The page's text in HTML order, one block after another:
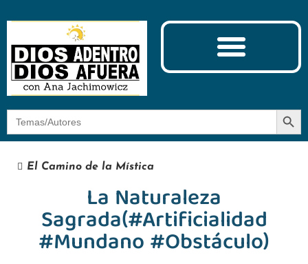
Botón
El Camino de la Mística
La Naturaleza
Sagrada(#Artificialidad
#Mundano #Obstáculo)